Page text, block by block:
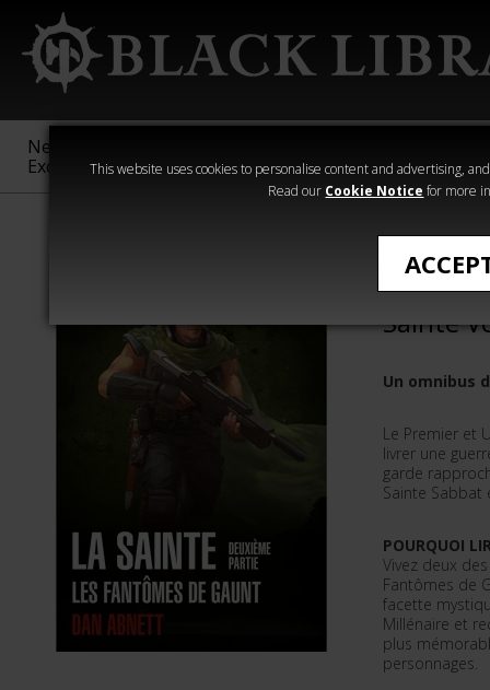
This website uses cookies to personalise content and advertising,
Read our Cookie Notice for more
New &
Exclusive
Sigmar
40,000
Heresy
Les
Sainte
Un omnibus
Le Premier et
livrer une
garde
Sainte Sabbat
POURQUOI
Vivez deux
Fantômes de
facette
Millénaire et
plus
personnages.